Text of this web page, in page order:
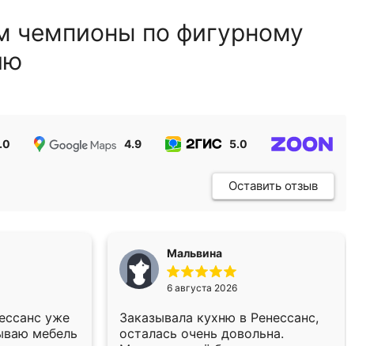
чемпионы по фигурному
4.9 5.0
Оставить отзыв
уже
мебель
Мальвина
6 августа 2026
Заказывала кухню в Ренессанс,
осталась очень довольна.